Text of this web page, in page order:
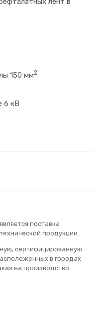
150 мм2
6 кВ
поставка
продукции.
сертифицированную
в городах
на производство.